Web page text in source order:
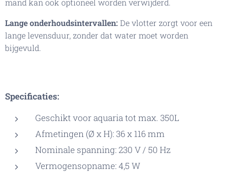
mand kan ook optioneel worden verwijderd.
Lange onderhoudsintervallen: De vlotter zorgt voor een
lange levensduur, zonder dat water moet worden
bijgevuld.
Specificaties:
Geschikt voor aquaria tot max. 350L
Afmetingen (Ø x H): 36 x 116 mm
Nominale spanning: 230 V / 50 Hz
Vermogensopname: 4,5 W